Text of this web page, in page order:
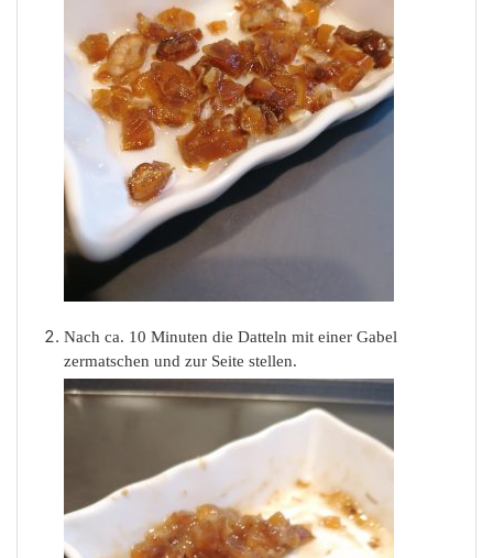
Nach ca. 10 Minuten die Datteln mit einer Gabel
zermatschen und zur Seite stellen.